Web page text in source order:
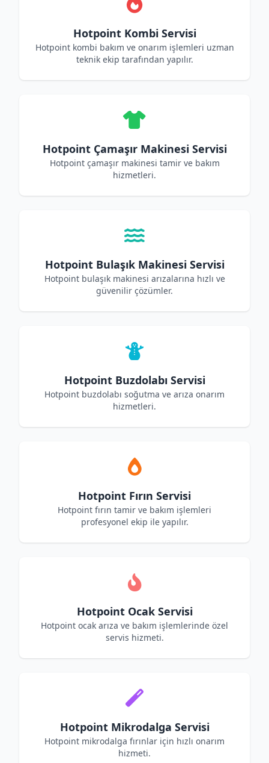
Hotpoint Kombi Servisi
Hotpoint kombi bakım ve onarım işlemleri uzman
teknik ekip tarafından yapılır.
Hotpoint Çamaşır Makinesi Servisi
Hotpoint çamaşır makinesi tamir ve bakım
hizmetleri.
Hotpoint Bulaşık Makinesi Servisi
Hotpoint bulaşık makinesi arızalarına hızlı ve
güvenilir çözümler.
Hotpoint Buzdolabı Servisi
Hotpoint buzdolabı soğutma ve arıza onarım
hizmetleri.
Hotpoint Fırın Servisi
Hotpoint fırın tamir ve bakım işlemleri
profesyonel ekip ile yapılır.
Hotpoint Ocak Servisi
Hotpoint ocak arıza ve bakım işlemlerinde özel
servis hizmeti.
Hotpoint Mikrodalga Servisi
Hotpoint mikrodalga fırınlar için hızlı onarım
hizmeti.